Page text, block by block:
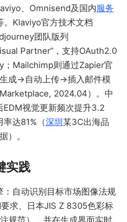
、Omnisend及国内服务
Klaviyo官方技术文档
团队版列
Partner”，支持OAuth2.0
Mailchimp则通过Zapier官
成→自动上传→插入邮件模
2024.04）。中
EDM视觉更新频次提升3.2
达81%（深圳 某3C出海品
）。
实践
自动识别目标市场图像法规
要求、日本JIS Z 8305色彩标
规范），并在生成界面实时